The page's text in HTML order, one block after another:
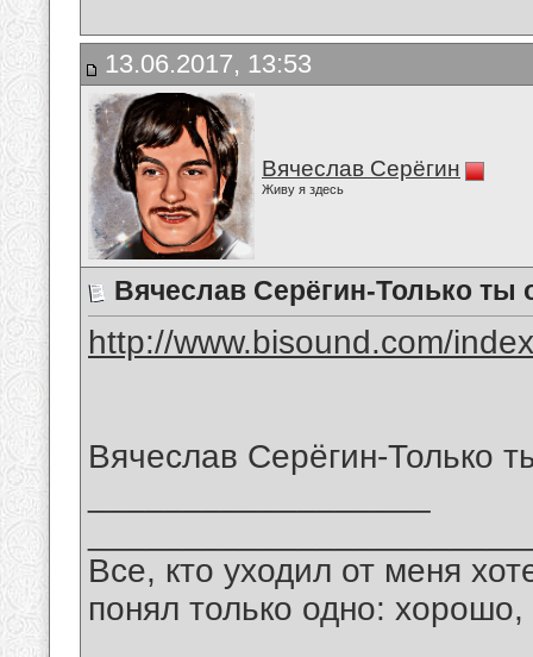
13.06.2017, 13:53
Вячеслав Серёгин
Живу я здесь
Вячеслав Серёгин-Только ты
http://www.bisound.com/
Вячеслав Серёгин-Только
Все, кто уходил от меня
понял только одно: